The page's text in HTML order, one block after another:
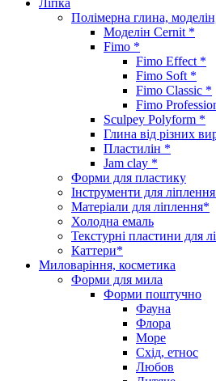
Полімерна глина,
Моделін Cernit *
Fimo *
Fimo Effect *
Fimo Soft *
Fimo Classic *
Fimo
Sculpey Polyform *
Глина від різних
Пластилін *
Jam clay *
Форми для пластику
Інструменти для
Матеріали для ліплення*
Холодна емаль
Текстурні пластини для
Каттери*
Миловаріння, косметика
Форми для мила
Форми поштучно
Фауна
Флора
Море
Схід, етнос
Любов